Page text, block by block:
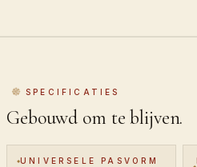
SPECIFICATIES
Gebouwd om te blijven.
UNIVERSELE PASVORM